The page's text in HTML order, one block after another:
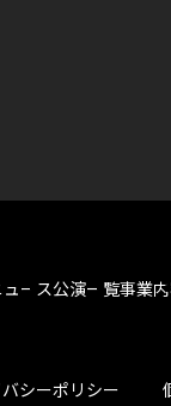
ース公演一覧事業
シーポリシー